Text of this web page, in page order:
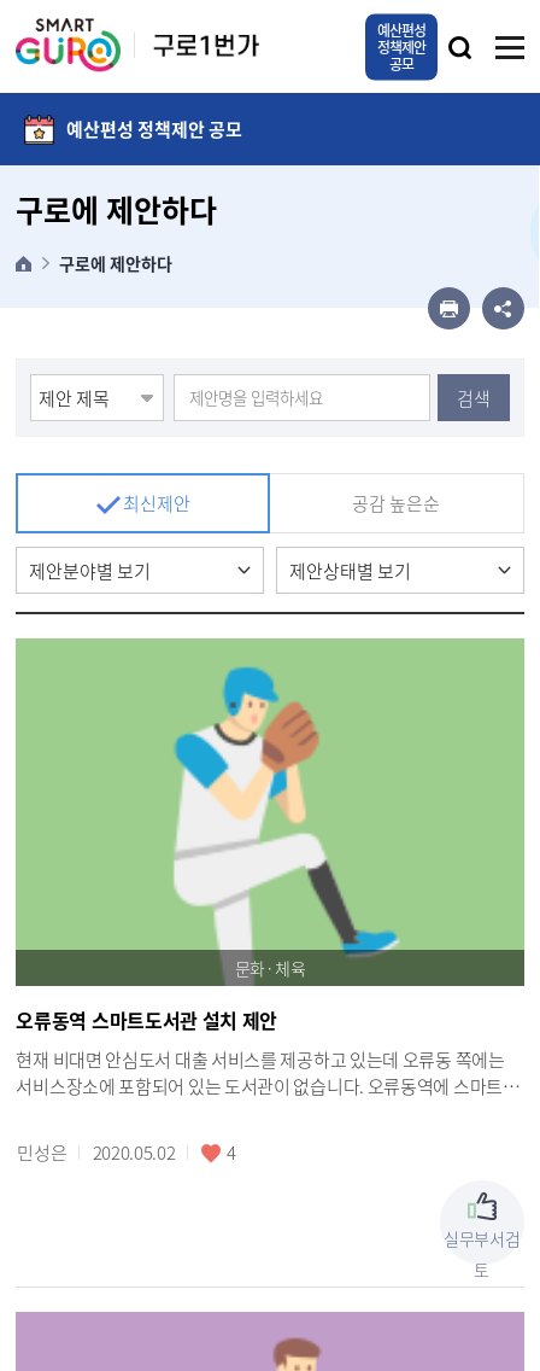
예산편성
정책제안
공모
예산편성 정책제안 공모
구로에 제안하다
구로에 제안하다
검색
최신제안 공감 높은순
문화·체육
오류동역 스마트도서관 설치 제안
현재 비대면 안심도서 대출 서비스를 제공하고 있는데 오류동 쪽에는
서비스장소에 포함되어 있는 도서관이 없습니다. 오류동역에 스마트도
용할 수 있을 것 같습니다.
민성은 2020.05.02 4
실무부서검
토